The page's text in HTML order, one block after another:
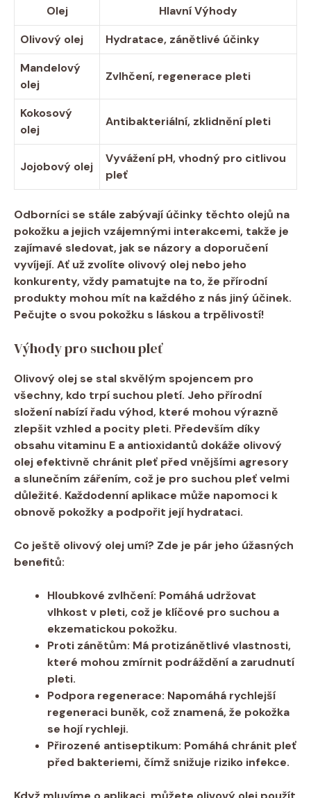
Olej
Hlavní Výhody
Olivový olej
Hydratace,⁢ zánětlivé účinky
Mandelový
olej
Zvlhčení, regenerace‌ pleti
Kokosový
olej
Antibakteriální, zklidnění ​pleti
Jojobový⁤ olej
Vyvážení pH,​ vhodný pro citlivou
pleť
Odborníci se stále zabývají účinky těchto olejů na
pokožku a jejich vzájemnými⁣ interakcemi, takže je‍
zajímavé sledovat, jak se názory a doporučení
vyvíjejí. Ať už zvolíte olivový olej⁤ nebo jeho
‍konkurenty,‌ vždy pamatujte na ‍to, že přírodní⁢
produkty mohou mít na každého z nás jiný⁤ účinek.
Pečujte o ​svou pokožku s láskou a ​trpělivostí!
Výhody pro suchou ‍pleť
Olivový olej se stal skvělým ‌spojencem ​pro
všechny, kdo trpí suchou pletí. Jeho‌ přírodní
složení ⁢nabízí řadu výhod, které‌ mohou výrazně​
zlepšit vzhled⁣ a pocity pleti. Především díky⁣
obsahu vitaminu E a antioxidantů dokáže olivový⁤
olej efektivně ‍chránit pleť před vnějšími‍ agresory
a slunečním zářením, což je pro suchou‌ pleť velmi
‍důležité. ⁢Každodenní aplikace může napomoci ‍k
obnově pokožky a podpořit její hydrataci.
Co‌ ještě ⁢olivový olej umí? Zde ‌je pár jeho ‍úžasných
benefitů:
Hloubkové zvlhčení: ​Pomáhá ​udržovat
vlhkost v pleti, což je klíčové pro⁢ suchou a
ekzematickou pokožku.
Proti zánětům: Má protizánětlivé‌ vlastnosti,
které mohou zmírnit podráždění ​a zarudnutí
pleti.
Podpora regenerace: ‍Napomáhá rychlejší
regeneraci buněk,‍ což znamená,⁢ že pokožka
se ‌hojí rychleji.
Přirozené antiseptikum: Pomáhá chránit pleť⁤
před‍ bakteriemi, čímž ⁣snižuje riziko infekce.